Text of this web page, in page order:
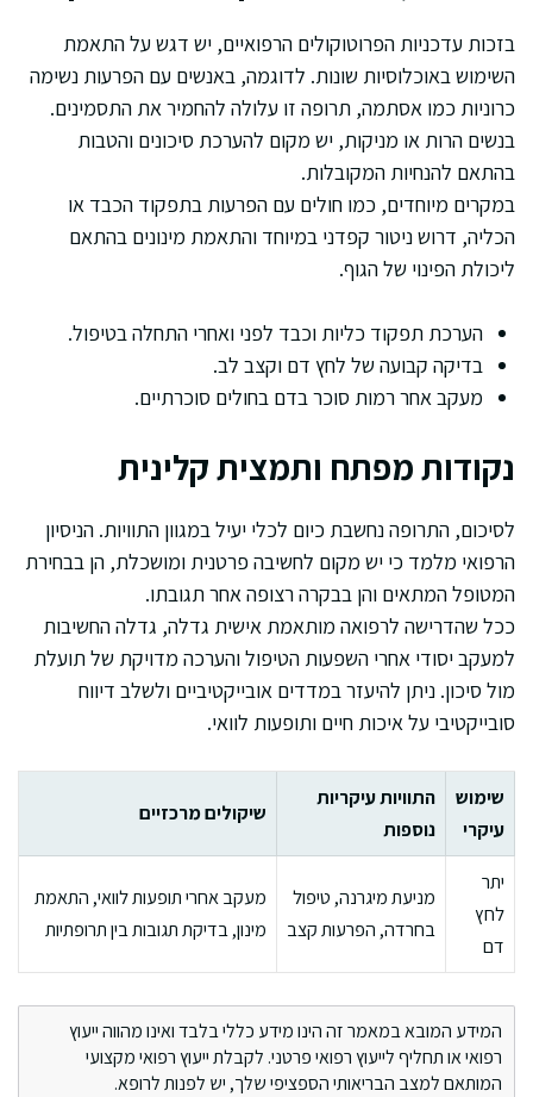
בזכות עדכניות הפרוטוקולים הרפואיים, יש דגש על התאמת
השימוש באוכלוסיות שונות. לדוגמה, באנשים עם הפרעות נשימה
כרוניות כמו אסתמה, תרופה זו עלולה להחמיר את התסמינים.
בנשים הרות או מניקות, יש מקום להערכת סיכונים והטבות
בהתאם להנחיות המקובלות.
במקרים מיוחדים, כמו חולים עם הפרעות בתפקוד הכבד או
הכליה, דרוש ניטור קפדני במיוחד והתאמת מינונים בהתאם
ליכולת הפינוי של הגוף.
הערכת תפקוד כליות וכבד לפני ואחרי התחלה בטיפול.
בדיקה קבועה של לחץ דם וקצב לב.
מעקב אחר רמות סוכר בדם בחולים סוכרתיים.
נקודות מפתח ותמצית קלינית
לסיכום, התרופה נחשבת כיום לכלי יעיל במגוון התוויות. הניסיון
הרפואי מלמד כי יש מקום לחשיבה פרטנית ומושכלת, הן בבחירת
המטופל המתאים והן בבקרה רצופה אחר תגובתו.
ככל שהדרישה לרפואה מותאמת אישית גדלה, גדלה החשיבות
למעקב יסודי אחרי השפעות הטיפול והערכה מדויקת של תועלת
מול סיכון. ניתן להיעזר במדדים אובייקטיביים ולשלב דיווח
סובייקטיבי על איכות חיים ותופעות לוואי.
שימוש
עיקרי
התוויות עיקריות
נוספות
שיקולים מרכזיים
יתר
לחץ
דם
מניעת מיגרנה, טיפול
בחרדה, הפרעות קצב
מעקב אחרי תופעות לוואי, התאמת
מינון, בדיקת תגובות בין תרופתיות
המידע המובא במאמר זה הינו מידע כללי בלבד ואינו מהווה ייעוץ
רפואי או תחליף לייעוץ רפואי פרטני. לקבלת ייעוץ רפואי מקצועי
המותאם למצב הבריאותי הספציפי שלך, יש לפנות לרופא.